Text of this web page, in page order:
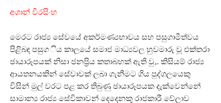
අශාන් වීරසිංහ
මෙරට රාජ්‍ය සේවයේ අකර්මණ්‍යභාවය සහ පසුගාමීත්වය
පිළිබඳ පසුග ිය කාලයේ සමාජ මාධ්‍යවල හුවමාරු වූ එක්තරා
ඡායාරූපයක් නිසා ජනප්‍රිය කතාබහක් ඇති වු‚. කිසියම් රාජ්‍ය
ආයතනයකින් සේවාවක් ලබා ගැනීමට ගිය පුද්ගලයෙකු
විසින් මුල් වරට පළ කර තිබුණු ඡායාරූපයක දැක්වෙන්නේ
සාමාන්‍ය රාජ්‍ය සේවිකාවන් දෙදෙනකු රාජකාරී වේලාව